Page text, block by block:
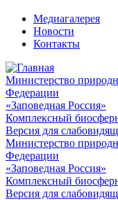
Медиагалерея
Новости
Контакты
Министерство
Федерации
«Заповедная Россия»
Комплексный
Версия для
Министерство
Федерации
«Заповедная Россия»
Комплексный
Версия для